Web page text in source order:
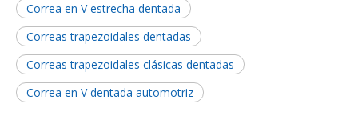
Correa en V estrecha dentada
Correas trapezoidales dentadas
Correas trapezoidales clásicas dentadas
Correa en V dentada automotriz